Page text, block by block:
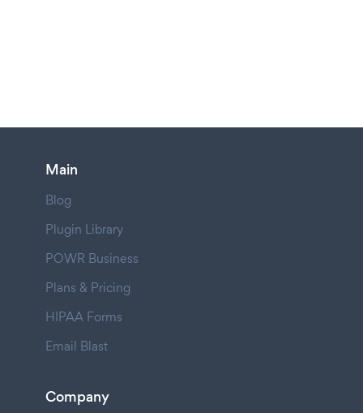
Main
Blog
Plugin Library
POWR Business
Plans & Pricing
HIPAA Forms
Email Blast
Company